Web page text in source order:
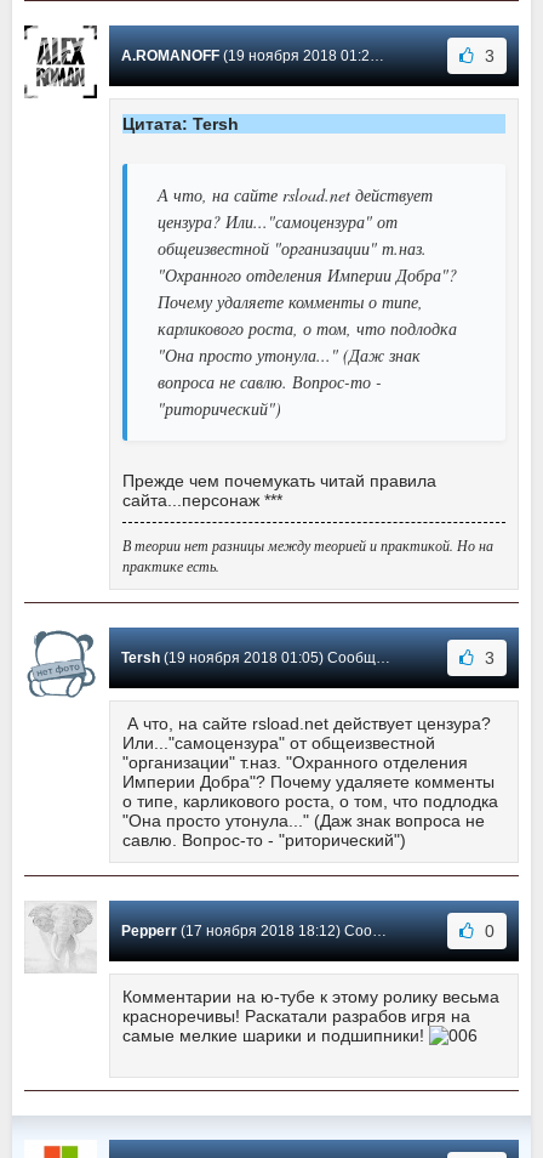
A.ROMANOFF(19 ноября 2018 01:21) Сообщение #4 3
Цитата: Tersh
А что, на сайте rsload.net действует
цензура? Или..."самоцензура" от
общеизвестной "организации" т.наз.
"Охранного отделения Империи Добра"?
Почему удаляете комменты о типе,
карликового роста, о том, что подлодка
"Она просто утонула..." (Даж знак
вопроса не савлю. Вопрос-то -
"риторический")
Прежде чем почемукать читай правила
сайта...персонаж ***
В теории нет разницы между теорией и практикой. Но на
практике есть.
Tersh(19 ноября 2018 01:05) Сообщение #3 3
А что, на сайте rsload.net действует цензура?
Или..."самоцензура" от общеизвестной
"организации" т.наз. "Охранного отделения
Империи Добра"? Почему удаляете комменты
о типе, карликового роста, о том, что подлодка
"Она просто утонула..." (Даж знак вопроса не
савлю. Вопрос-то - "риторический")
Pepperr(17 ноября 2018 18:12) Сообщение #2 0
Комментарии на ю-тубе к этому ролику весьма
красноречивы! Раскатали разрабов игря на
самые мелкие шарики и подшипники!